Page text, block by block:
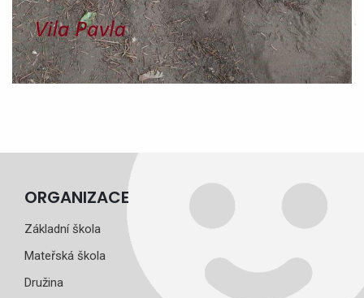
ORGANIZACE
Základní škola
Mateřská škola
Družina